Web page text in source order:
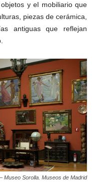
y el mobiliario que
piezas de cerámica,
antiguas que reflejan
Museo Sorolla. Museos de Madrid